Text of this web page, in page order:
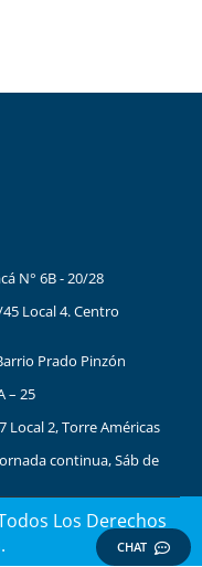
N° 6B - 20/28
Local 4. Centro
Prado Pinzón
– 25
Local 2, Torre Américas
continua, Sáb de
Los Derechos
CHAT